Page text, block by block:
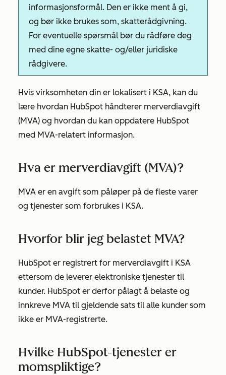
informasjonsformål. Den er ikke ment å gi,
og bør ikke brukes som, skatterådgivning.
For eventuelle spørsmål bør du rådføre deg
med dine egne skatte- og/eller juridiske
rådgivere.
Hvis virksomheten din er lokalisert i KSA, kan du
lære hvordan HubSpot håndterer merverdiavgift
(MVA) og hvordan du kan oppdatere HubSpot
med MVA-relatert informasjon.
Hva er merverdiavgift (MVA)?
MVA er en avgift som påløper på de fleste varer
og tjenester som forbrukes i KSA.
Hvorfor blir jeg belastet MVA?
HubSpot er registrert for merverdiavgift i KSA
ettersom de leverer elektroniske tjenester til
kunder. HubSpot er derfor pålagt å belaste og
innkreve MVA til gjeldende sats til alle kunder som
ikke er MVA-registrerte.
Hvilke HubSpot-tjenester er
momspliktige?